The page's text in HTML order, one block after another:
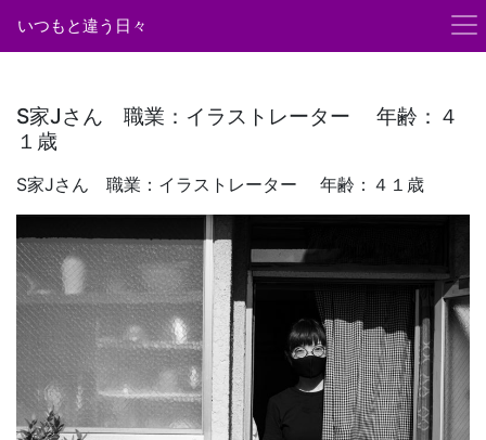
いつもと違う日々
S家Jさん 職業：イラストレーター 年齢：４
１歳
S家Jさん 職業：イラストレーター 年齢：４１歳